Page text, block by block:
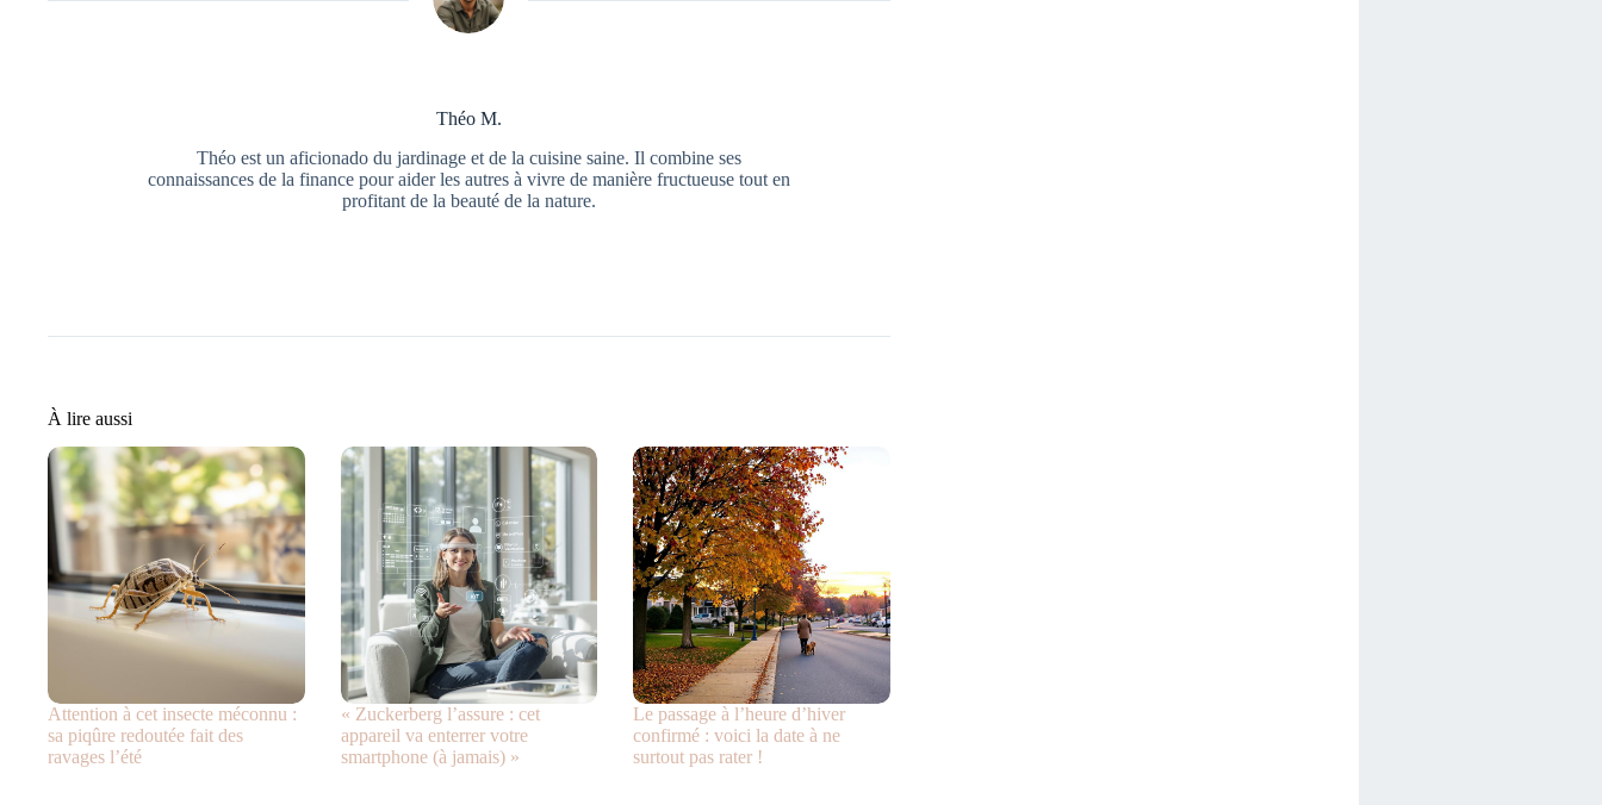
Théo M.
Théo est un aficionado du jardinage et de la cuisine saine. Il combine ses
connaissances de la finance pour aider les autres à vivre de manière fructueuse tout en
profitant de la beauté de la nature.
À lire aussi
Attention à cet insecte méconnu :
sa piqûre redoutée fait des
ravages l’été
« Zuckerberg l’assure : cet
appareil va enterrer votre
smartphone (à jamais) »
Le passage à l’heure d’hiver
confirmé : voici la date à ne
surtout pas rater !